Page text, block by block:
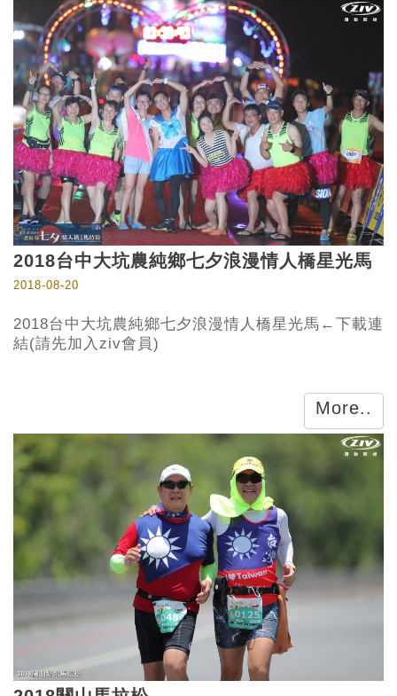
2018台中大坑農純鄉七夕浪漫情人橋星光馬
2018-08-20
2018台中大坑農純鄉七夕浪漫情人橋星光馬←下載連
結(請先加入ziv會員)
More..